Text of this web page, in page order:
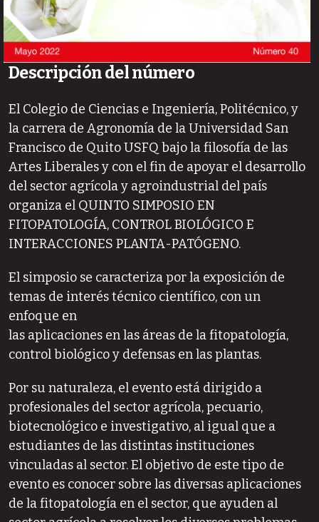
Descripción del número
El Colegio de Ciencias e Ingeniería, Politécnico, y
la carrera de Agronomía de la Universidad San
Francisco de Quito USFQ bajo la filosofía de las
Artes Liberales y con el fin de apoyar el desarrollo
del sector agrícola y agroindustrial del país
organiza el QUINTO SIMPOSIO EN
FITOPATOLOGÍA, CONTROL BIOLÓGICO E
INTERACCIONES PLANTA-PATÓGENO.
El simposio se caracteriza por la exposición de
temas de interés técnico científico, con un
enfoque en
las aplicaciones en las áreas de la fitopatología,
control biológico y defensas en las plantas.
Por su naturaleza, el evento está dirigido a
profesionales del sector agrícola, pecuario,
biotecnológico e investigativo, al igual que a
estudiantes de las distintas instituciones
vinculadas al sector. El objetivo de este tipo de
evento es conocer sobre las diversas aplicaciones
de la fitopatología en el sector, que ayuden al